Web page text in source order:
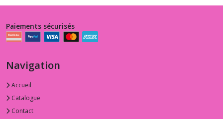
Paiements sécurisés
Navigation
Accueil
Catalogue
Contact